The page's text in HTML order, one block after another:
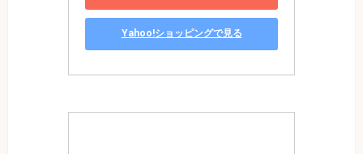
Yahoo!ショッピングで見る